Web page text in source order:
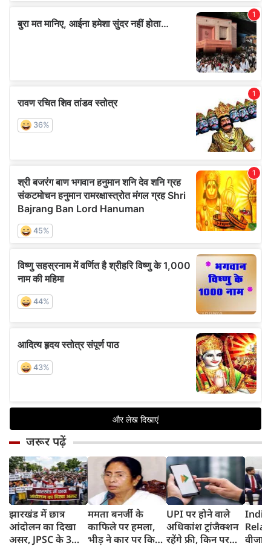
जरूर पढ़ें
झारखंड में छात्र
आंदोलन का दिखा
असर, JPSC के 3
ममता बनर्जी के
काफिले पर हमला,
भीड़ ने कार पर किया
UPI पर होने वाले
अधिकांश ट्रांजैक्शन
रहेंगे फ्री, किन पर
वीजा